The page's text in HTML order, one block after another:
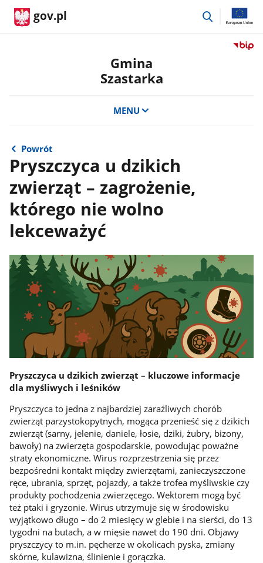
gov.pl
przejdź
Przejdź
Gmina
Szastarka
MENU
Powrót
Pryszczyca u dzikich
zwierząt – zagrożenie,
którego nie wolno
lekceważyć
Pryszczyca u dzikich zwierząt – kluczowe informacje
dla myśliwych i leśników
Pryszczyca to jedna z najbardziej zaraźliwych chorób
zwierząt parzystokopytnych, mogąca przenieść się z dzikich
zwierząt (sarny, jelenie, daniele, łosie, dziki, żubry, bizony,
bawoły) na zwierzęta gospodarskie, powodując poważne
straty ekonomiczne. Wirus rozprzestrzenia się przez
bezpośredni kontakt między zwierzętami, zanieczyszczone
ręce, ubrania, sprzęt, pojazdy, a także trofea myśliwskie czy
produkty pochodzenia zwierzęcego. Wektorem mogą być
też ptaki i gryzonie. Wirus utrzymuje się w środowisku
wyjątkowo długo – do 2 miesięcy w glebie i na sierści, do 13
tygodni na butach, a w mięsie nawet do 190 dni. Objawy
pryszczycy to m.in. pęcherze w okolicach pyska, zmiany
skórne, kulawizna, ślinienie i gorączka.